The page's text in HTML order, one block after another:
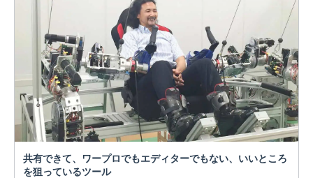
共有できて、ワープロでもエディターでもない、いいところ
を狙っているツール